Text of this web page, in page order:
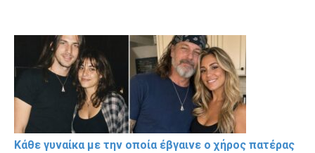
Κάθε γυναίκα με την οποία έβγαινε ο χήρος πατέρας